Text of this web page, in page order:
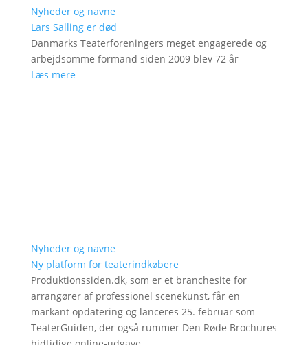
Nyheder og navne
Lars Salling er død
Danmarks Teaterforeningers meget engagerede og
arbejdsomme formand siden 2009 blev 72 år
Læs mere
Nyheder og navne
Ny platform for teaterindkøbere
Produktionssiden.dk, som er et branchesite for
arrangører af professionel scenekunst, får en
markant opdatering og lanceres 25. februar som
TeaterGuiden, der også rummer Den Røde Brochures